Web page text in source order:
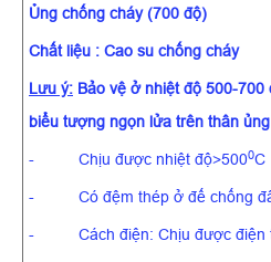
Ủng chống cháy (700 độ)
Chất liệu : Cao su chống cháy
Lưu ý: Bảo vệ ở nhiệt độ 500-700
biểu tượng ngọn lửa trên thân ủng
- Chịu được nhiệt độ>5000C
- Có đệm thép ở đế chống
- Cách điện: Chịu được điện